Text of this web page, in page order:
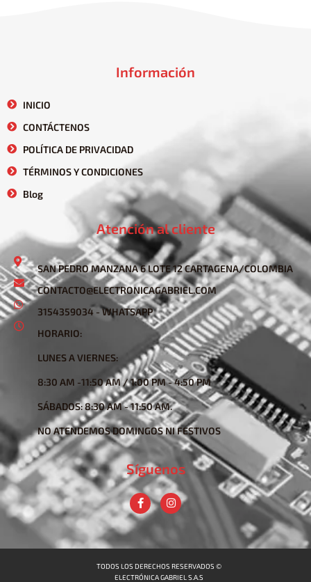
Información
INICIO
CONTÁCTENOS
POLÍTICA DE PRIVACIDAD
TÉRMINOS Y CONDICIONES
Blog
Atención al cliente
SAN PEDRO MANZANA 6 LOTE 12 CARTAGENA/COLOMBIA
CONTACTO@ELECTRONICAGABRIEL.COM
3154359034 - WHATSAPP
HORARIO:
LUNES A VIERNES:
8:30 AM -11:50 AM / 1:00 PM - 4:50 PM
SÁBADOS: 8:30 AM - 11:50 AM.
NO ATENDEMOS DOMINGOS NI FESTIVOS
Síguenos
TODOS LOS DERECHOS RESERVADOS ©
ELECTRÓNICA GABRIEL S.A.S